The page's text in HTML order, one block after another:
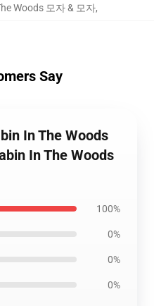
Woods 모자 & 모자,
Say
In The Woods
In The Woods
100%
0%
0%
0%